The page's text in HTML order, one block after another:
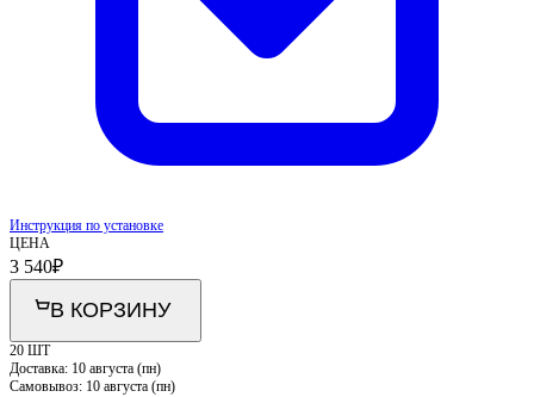
Инструкция по установке
ЦЕНА
3 540₽
В КОРЗИНУ
20 ШТ
Доставка: 10 августа (пн)
Самовывоз: 10 августа (пн)